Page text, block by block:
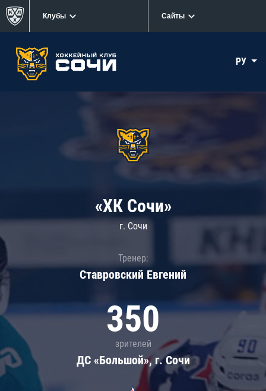
Клубы Сайты
РУ
«ХК Сочи»
г. Сочи
Тренер:
Ставровский Евгений
350
зрителей
ДС «Большой», г. Сочи